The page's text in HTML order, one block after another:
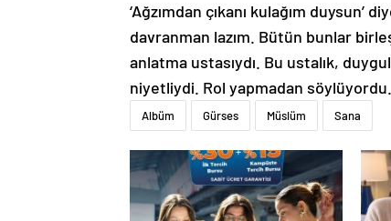
‘Ağzımdan çıkanı kulağım duysun’
davranman lazım. Bütün bunlar
anlatma ustasıydı. Bu ustalık,
niyetliydi. Rol yapmadan söylüyordu.
Albüm Gürses Müslüm Sana